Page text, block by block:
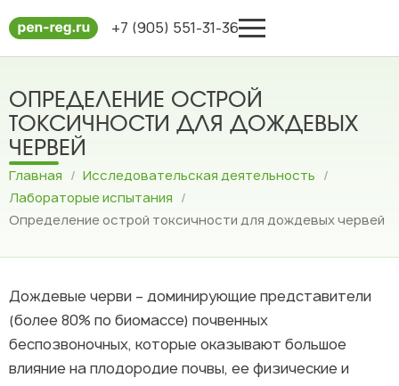
+7 (905) 551-31-36
ОПРЕДЕЛЕНИЕ ОСТРОЙ
ТОКСИЧНОСТИ ДЛЯ ДОЖДЕВЫХ
ЧЕРВЕЙ
Главная / Исследовательская деятельность /
Лабораторые испытания /
Определение острой токсичности для дождевых червей
Дождевые черви – доминирующие представители
(более 80% по биомассе) почвенных
беспозвоночных, которые оказывают большое
влияние на плодородие почвы, ее физические и